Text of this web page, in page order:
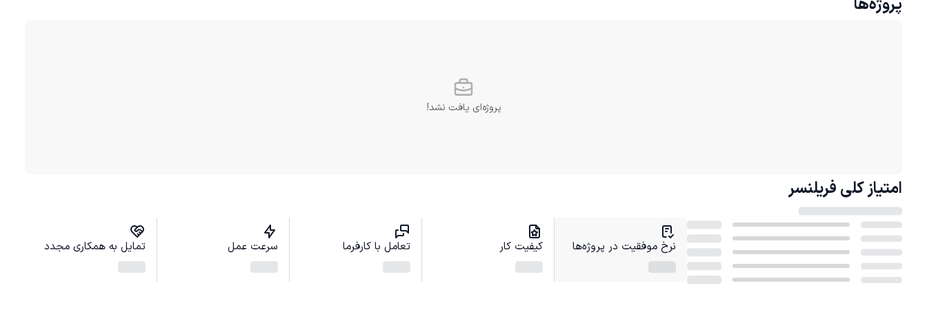
پروژه‌ها
پروژه‌ای یافت نشد!
امتیاز کلی فریلنسر
نرخ موفقیت در پروژه‌ها کیفیت کار تعامل با کارفرما سرعت عمل تمایل به همکاری مجدد